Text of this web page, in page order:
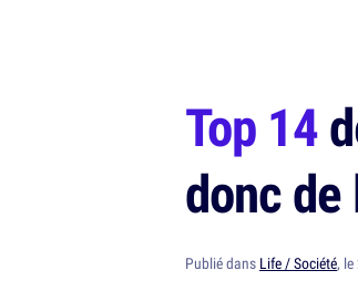
Top 14
donc
Publié dans Life / Société,